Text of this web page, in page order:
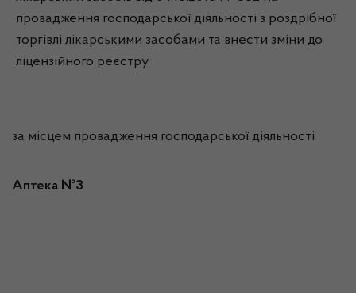
провадження господарської діяльності з роздрібної
торгівлі лікарськими засобами та внести зміни до
ліцензійного реєстру
за місцем провадження господарської діяльності
Аптека №3